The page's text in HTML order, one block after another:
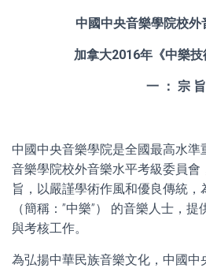
中國中央音樂學院校外
加拿大2016年《中樂
一 ： 宗 旨
中國中央音樂學院是全國最高水
音樂學院校外音樂水平考級委員會
旨，以嚴謹學術作風和優良傳統
（簡稱：”中樂”） 的音樂人士，
與考核工作。
為弘揚中華民族音樂文化，中國